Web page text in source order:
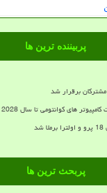
پربیننده ترین ها
مشترکان برقرار شد
های کوانتومی تا سال 2028
پربحث ترین ها